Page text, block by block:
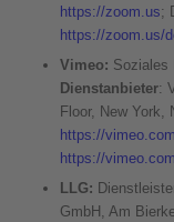
https://zoom.us;
https://zoom.us/
Vimeo: Soziales
Dienstanbieter:
Floor, New York,
https://vimeo.com
https://
LLG:
GmbH, Am